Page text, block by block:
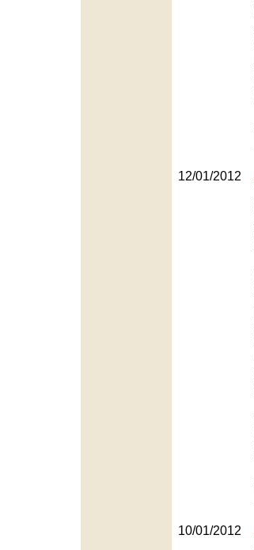
12/01/2012
10/01/2012